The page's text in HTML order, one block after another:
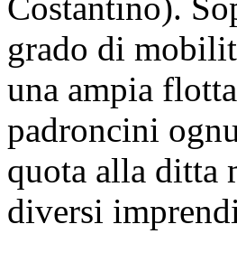
grado di
una ampia
padroncini
quota alla ditta
diversi